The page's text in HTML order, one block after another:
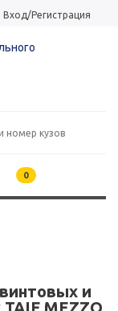
Вход/Регистрация
0
и